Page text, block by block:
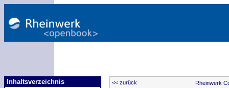
Inhaltsverzeichnis << zurück Rheinwerk